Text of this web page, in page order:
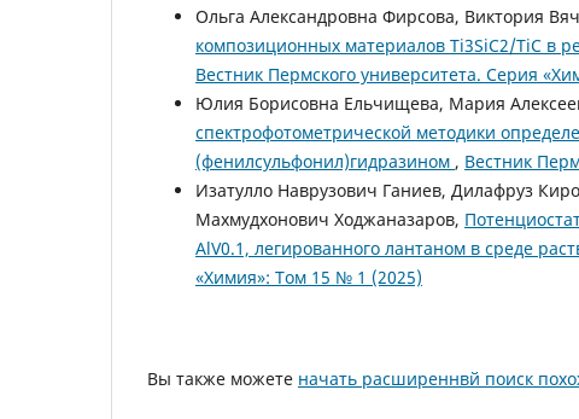
Ольга Александровна Фирсова, Виктория
композиционных материалов Ti3SiC2/TiC в
Вестник Пермского университета. Серия
Юлия Борисовна Ельчищева, Мария
спектрофотометрической методики
(фенилсульфонил)гидразином , Вестник
Изатулло Наврузович Ганиев, Дилафруз
Махмудхонович Ходжаназаров,
AlV0.1, легированного лантаном в среде
«Химия»: Том 15 № 1 (2025)
Вы также можете начать расширеннвй поиск